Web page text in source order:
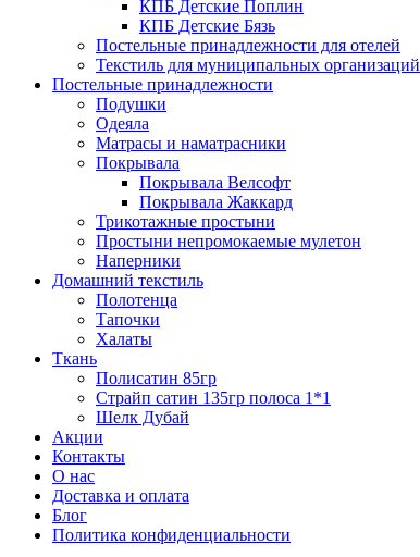
КПБ Детские Поплин
КПБ Детские Бязь
Постельные принадлежности для отелей
Текстиль для муниципальных организаций
Постельные принадлежности
Подушки
Одеяла
Матрасы и наматрасники
Покрывала
Покрывала Велсофт
Покрывала Жаккард
Трикотажные простыни
Простыни непромокаемые мулетон
Наперники
Домашний текстиль
Полотенца
Тапочки
Халаты
Ткань
Полисатин 85гр
Страйп сатин 135гр полоса 1*1
Шелк Дубай
Акции
Контакты
О нас
Доставка и оплата
Блог
Политика конфиденциальности